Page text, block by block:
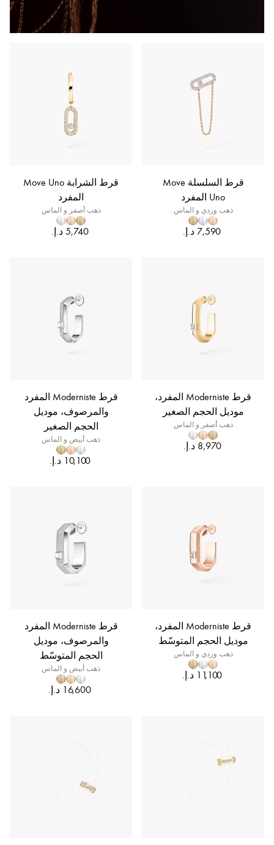
قرط السلسلة Move
Uno المفرد
ذهب وردي و الماس
قرط الشرابة Move Uno
المفرد
ذهب أصفر و الماس
‏5,740 د.إ.‏
قرط Moderniste المفرد،
موديل الحجم الصغير
ذهب أصفر و الماس
‏8,970 د.إ.‏
قرط Moderniste المفرد
والمرصوف، موديل
الحجم الصغير
ذهب أبيض و الماس
‏10,100 د.إ.‏
قرط Moderniste المفرد،
موديل الحجم المتوسّط
ذهب وردي و الماس
‏11,100 د.إ.‏
قرط Moderniste المفرد
والمرصوف، موديل
الحجم المتوسّط
ذهب أبيض و الماس